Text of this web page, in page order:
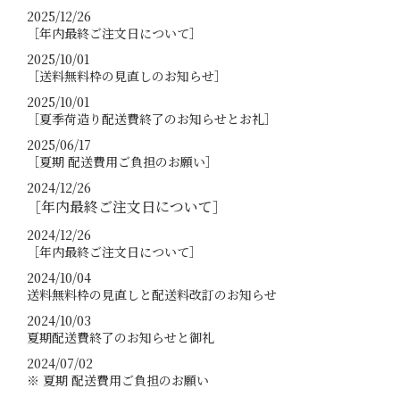
2025/12/26
［年内最終ご注文日について］
2025/10/01
［送料無料枠の見直しのお知らせ］
2025/10/01
［夏季荷造り配送費終了のお知らせとお礼］
2025/06/17
［夏期 配送費用ご負担のお願い］
2024/12/26
［年内最終ご注文日について］
2024/12/26
［年内最終ご注文日について］
2024/10/04
送料無料枠の見直しと配送料改訂のお知らせ
2024/10/03
夏期配送費終了のお知らせと御礼
2024/07/02
※ 夏期 配送費用ご負担のお願い